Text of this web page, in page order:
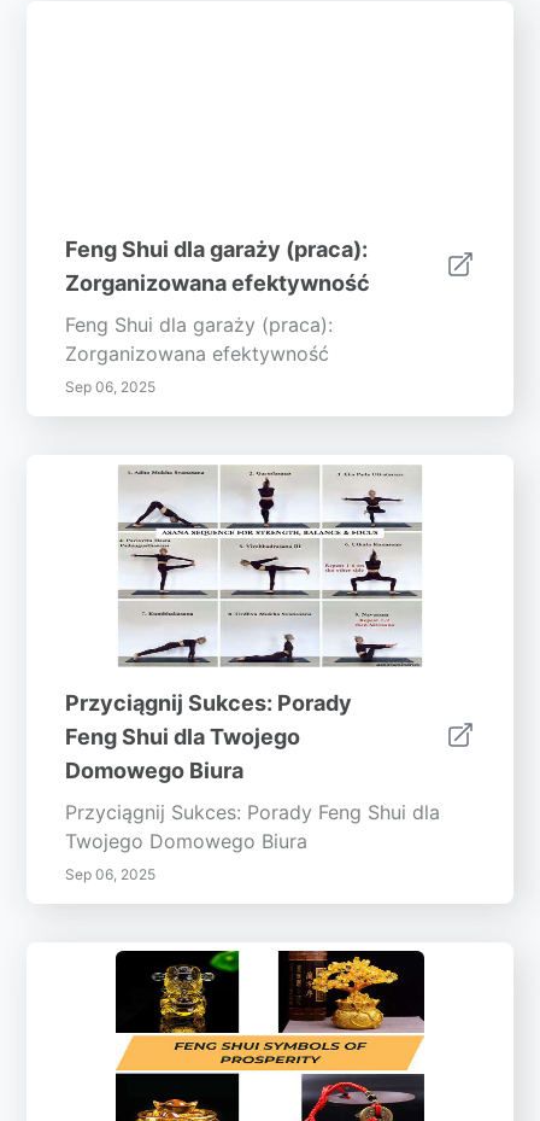
Feng Shui dla garaży (praca):
Zorganizowana efektywność
Feng Shui dla garaży (praca):
Zorganizowana efektywność
Sep 06, 2025
Przyciągnij Sukces: Porady
Feng Shui dla Twojego
Domowego Biura
Przyciągnij Sukces: Porady Feng Shui dla
Twojego Domowego Biura
Sep 06, 2025